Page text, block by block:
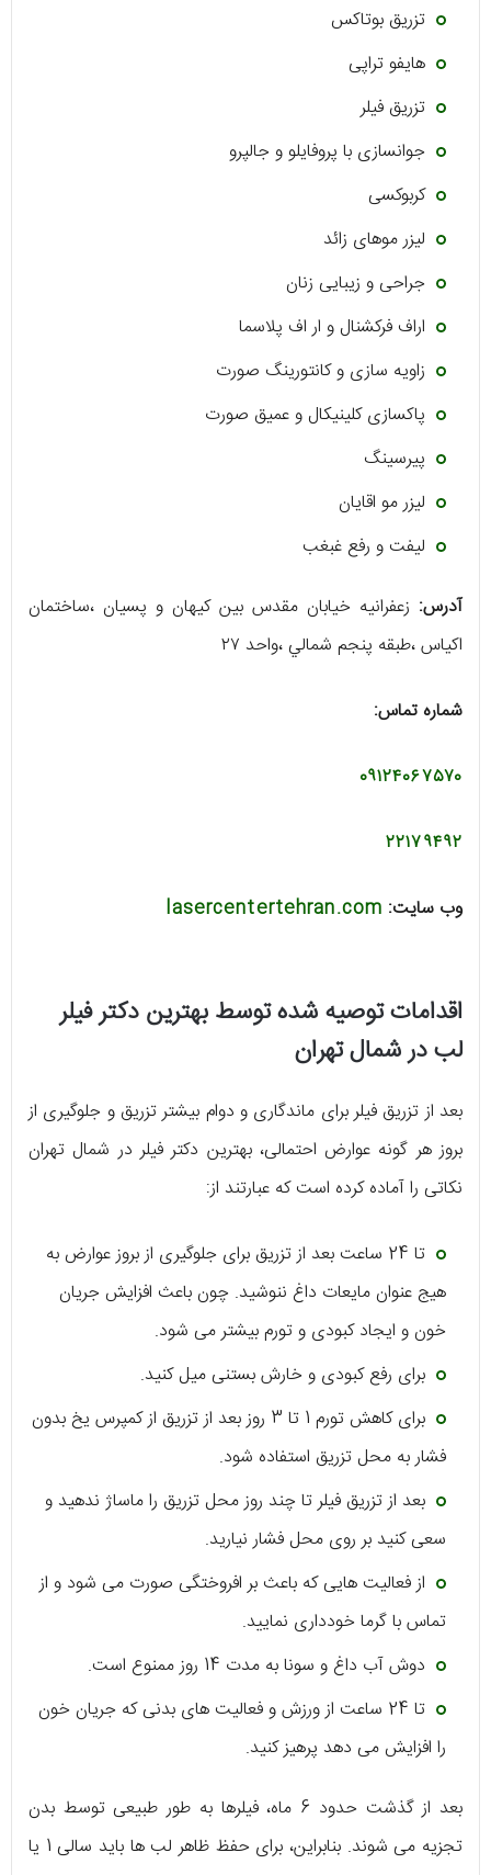
تزریق بوتاکس
هایفو تراپی
تزریق فیلر
جوانسازی با پروفایلو و جالپرو
کربوکسی
لیزر موهای زائد
جراحی و زیبایی زنان
اراف فرکشنال و ار اف پلاسما
زاویه سازی و کانتورینگ صورت
پاکسازی کلینیکال و عمیق صورت
پيرسينگ
ليزر مو اقايان
ليفت و رفع غبغب
آدرس: زعفرانيه خيابان مقدس بين كيهان و پسيان ،ساختمان
اكياس ،طبقه پنجم شمالي ،واحد ٢٧
شماره تماس:
٠٩١٢٤٠٦٧٥٧٠
٢٢١٧٩٤٩٢
وب سایت: lasercentertehran.com
اقدامات توصیه شده توسط بهترین دکتر فیلر
لب در شمال تهران
بعد از تزریق فیلر برای ماندگاری و دوام بیشتر تزریق و جلوگیری از
بروز هر گونه عوارض احتمالی، بهترین دکتر فیلر در شمال تهران
نکاتی را آماده کرده است که عبارتند از:
تا 24 ساعت بعد از تزریق برای جلوگیری از بروز عوارض به
هیج عنوان مایعات داغ ننوشید. چون باعث افزایش جریان
خون و ایجاد کبودی و تورم بیشتر می شود.
برای رفع کبودی و خارش بستنی میل کنید.
برای کاهش تورم 1 تا 3 روز بعد از تزریق از کمپرس یخ بدون
فشار به محل تزریق استفاده شود.
بعد از تزریق فیلر تا چند روز محل تزریق را ماساژ ندهید و
سعی کنید بر روی محل فشار نیارید.
از فعالیت هایی که باعث بر افروختگی صورت می شود و از
تماس با گرما خودداری نمایید.
دوش آب داغ و سونا به مدت 14 روز ممنوع است.
تا 24 ساعت از ورزش و فعالیت های بدنی که جریان خون
را افزایش می دهد پرهیز کنید.
بعد از گذشت حدود 6 ماه، فیلرها به طور طبیعی توسط بدن
تجزیه می شوند. بنابراین، برای حفظ ظاهر لب ها باید سالی 1 یا